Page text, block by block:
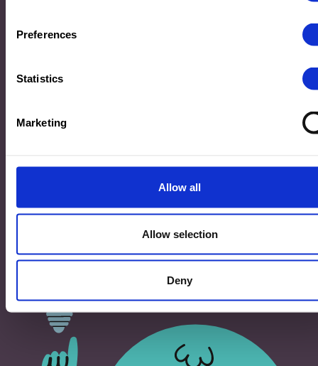
Preferences
Statistics
Marketing
Allow all
Allow selection
Deny
Adresse
©2026 Ministère de l’Éducation nationale, de l’Enfance